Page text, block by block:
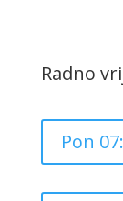
Radno
Pon